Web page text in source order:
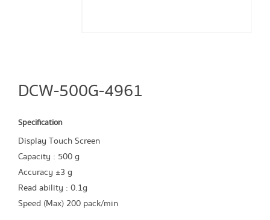
DCW-500G-4961
Specification
Display Touch Screen
Capacity : 500 g
Accuracy ±3 g
Read ability : 0.1g
Speed (Max) 200 pack/min